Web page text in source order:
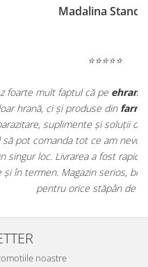
găsesc nu
farmacia veterinară:
de îngrijire. Este foarte
nevoie pentru animalul meu
rapidă, iar produsele au fost
bine organizat și foarte util
de animale.
noastre